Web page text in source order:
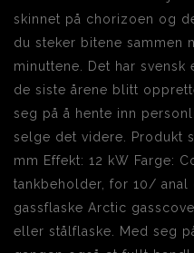
skinnet på chorizoen og
du steker bitene sammen
minuttene. Det har
de siste årene blitt
seg på å hente inn
selge det videre. Produkt
mm Effekt: 12 kW Farge:
tankbeholder, for 10/
gassflaske Arctic
eller stålflaske. Med seg